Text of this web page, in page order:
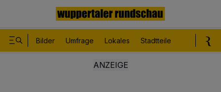
Bilder Umfrage Lokales Stadtteile